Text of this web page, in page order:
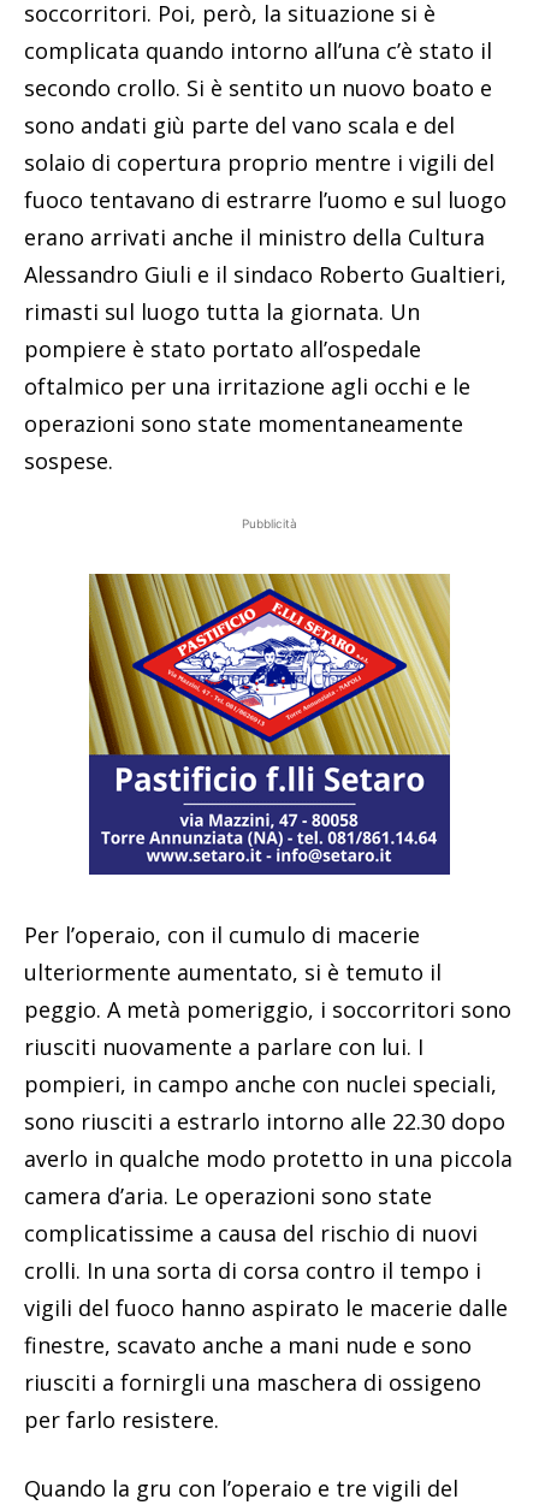
soccorritori. Poi, però, la situazione si è
complicata quando intorno all’una c’è stato il
secondo crollo. Si è sentito un nuovo boato e
sono andati giù parte del vano scala e del
solaio di copertura proprio mentre i vigili del
fuoco tentavano di estrarre l’uomo e sul luogo
erano arrivati anche il ministro della Cultura
Alessandro Giuli e il sindaco Roberto Gualtieri,
rimasti sul luogo tutta la giornata. Un
pompiere è stato portato all’ospedale
oftalmico per una irritazione agli occhi e le
operazioni sono state momentaneamente
sospese.
Pubblicità
Per l’operaio, con il cumulo di macerie
ulteriormente aumentato, si è temuto il
peggio. A metà pomeriggio, i soccorritori sono
riusciti nuovamente a parlare con lui. I
pompieri, in campo anche con nuclei speciali,
sono riusciti a estrarlo intorno alle 22.30 dopo
averlo in qualche modo protetto in una piccola
camera d’aria. Le operazioni sono state
complicatissime a causa del rischio di nuovi
crolli. In una sorta di corsa contro il tempo i
vigili del fuoco hanno aspirato le macerie dalle
finestre, scavato anche a mani nude e sono
riusciti a fornirgli una maschera di ossigeno
per farlo resistere.
Quando la gru con l’operaio e tre vigili del